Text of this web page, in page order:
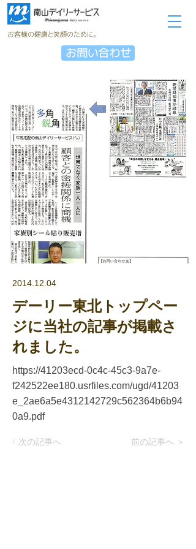
お客様の健康と笑顔のために。
お問い合わせ
2014.12.04
デーリー東北トップペー
ジに当社の記事が掲載さ
れました。
https://41203ecd-0c4c-45c3-9a7e-
f242522ee180.usrfiles.com/ugd/41203
e_2ae6a5e4312142729c562364b6b94
0a9.pdf
< 次の記事へ 前の記事へ ＞